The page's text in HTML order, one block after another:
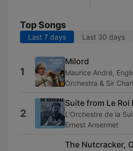
Top Songs
Last 7 days Last 30 days
1
Milord
Maurice André,
Orchestra & Sir
2
Suite from Le Roi
L'Orchestre de la
Ernest Ansermet
The Nutcracker,